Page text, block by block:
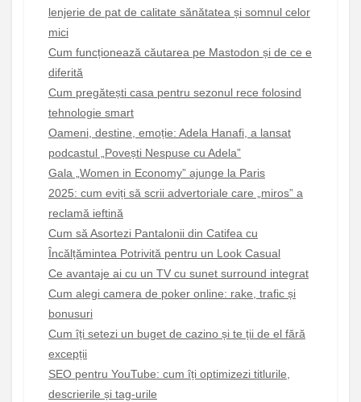
lenjerie de pat de calitate sănătatea și somnul celor
mici
Cum funcționează căutarea pe Mastodon și de ce e
diferită
Cum pregătești casa pentru sezonul rece folosind
tehnologie smart
Oameni, destine, emoție: Adela Hanafi, a lansat
podcastul „Povești Nespuse cu Adela”
Gala „Women in Economy” ajunge la Paris
2025: cum eviți să scrii advertoriale care „miros” a
reclamă ieftină
Cum să Asortezi Pantalonii din Catifea cu
Încălțămintea Potrivită pentru un Look Casual
Ce avantaje ai cu un TV cu sunet surround integrat
Cum alegi camera de poker online: rake, trafic și
bonusuri
Cum îți setezi un buget de cazino și te ții de el fără
excepții
SEO pentru YouTube: cum îți optimizezi titlurile,
descrierile și tag-urile